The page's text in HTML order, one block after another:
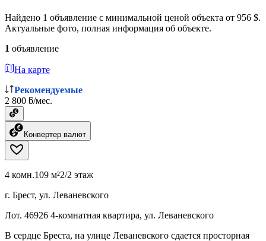
Найдено 1 объявление с минимальной ценой объекта от 956 $.
Актуальные фото, полная информация об объекте.
1 объявление
На карте
Рекомендуемые
2 800 ƃ/мес.
Конвертер валют
4 комн.109 м²2/2 этаж
г. Брест, ул. Леваневского
Лот. 46926 4-комнатная квартира, ул. Леваневского
В сердце Бреста, на улице Леваневского сдается просторная